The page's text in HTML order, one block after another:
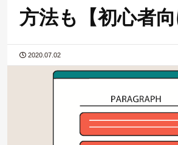
方法も【初心者向
2020.07.02